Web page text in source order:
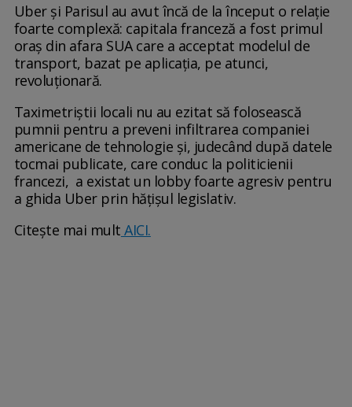
Uber și Parisul au avut încă de la început o relație
foarte complexă: capitala franceză a fost primul
oraș din afara SUA care a acceptat modelul de
transport, bazat pe aplicația, pe atunci,
revoluționară.
Taximetriștii locali nu au ezitat să folosească
pumnii pentru a preveni infiltrarea companiei
americane de tehnologie și, judecând după datele
tocmai publicate, care conduc la politicienii
francezi, a existat un lobby foarte agresiv pentru
a ghida Uber prin hățișul legislativ.
Citește mai mult AICI.